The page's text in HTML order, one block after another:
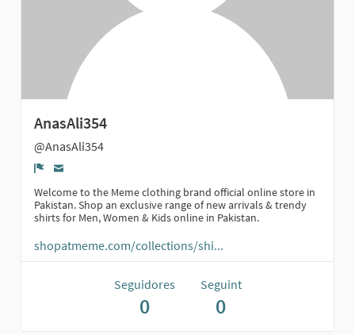
AnasAli354
@AnasAli354
Denúncia
Welcome to the Meme clothing brand official online store in
Pakistan. Shop an exclusive range of new arrivals & trendy
shirts for Men, Women & Kids online in Pakistan.
shopatmeme.com/collections/shi...
Seguidores
0
Seguint
0